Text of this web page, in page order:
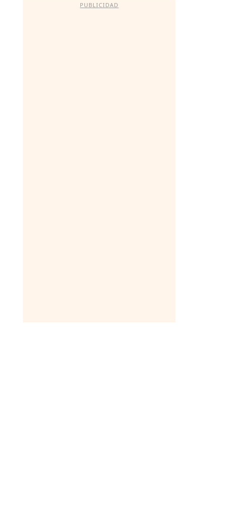
PUBLICIDAD